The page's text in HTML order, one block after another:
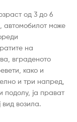
од 3 до 6
автомобилот може
на
вграденото
како и
и три напред,
подолу, ја прават
возила.